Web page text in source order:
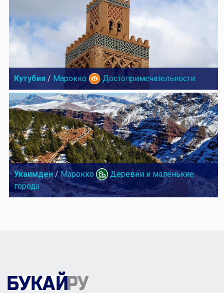
Кутубия / Марокко Достопримечательности
Укаимден/ Марокко
Деревни и маленькие
города